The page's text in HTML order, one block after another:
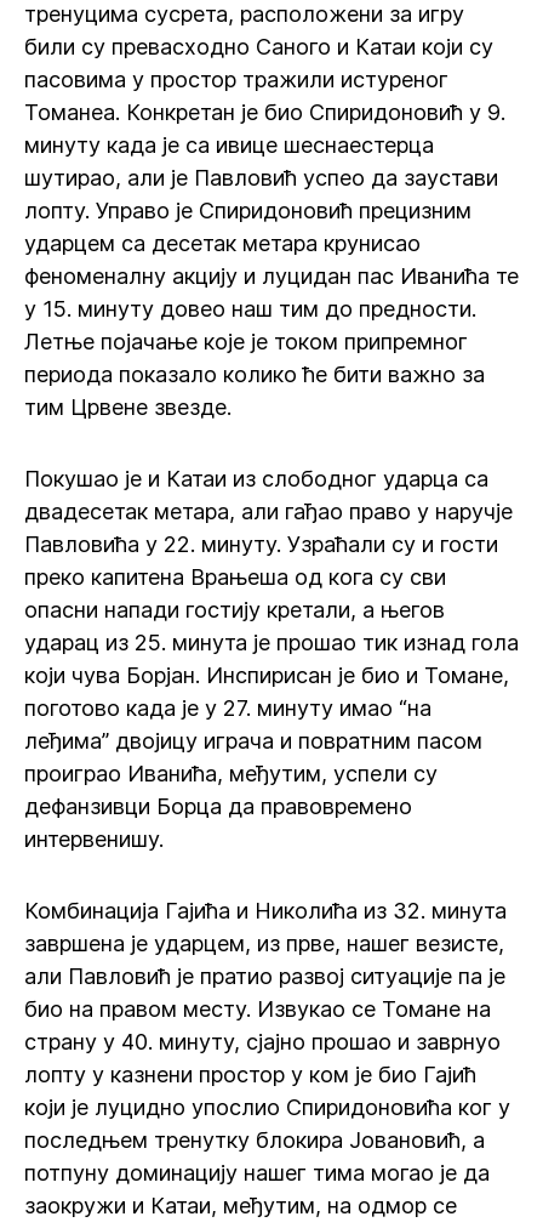
тренуцима сусрета, расположени за игру
били су превасходно Саного и Катаи који су
пасовима у простор тражили истуреног
Томанеа. Конкретан је био Спиридоновић у 9.
минуту када је са ивице шеснаестерца
шутирао, али је Павловић успео да заустави
лопту. Управо је Спиридоновић прецизним
ударцем са десетак метара крунисао
феноменалну акцију и луцидан пас Иванића те
у 15. минуту довео наш тим до предности.
Летње појачање које је током припремног
периода показало колико ће бити важно за
тим Црвене звезде.
Покушао је и Катаи из слободног ударца са
двадесетак метара, али гађао право у наручје
Павловића у 22. минуту. Узраћали су и гости
преко капитена Врањеша од кога су сви
опасни напади гостију кретали, а његов
ударац из 25. минута је прошао тик изнад гола
који чува Борјан. Инспирисан је био и Томане,
поготово када је у 27. минуту имао “на
леђима” двојицу играча и повратним пасом
проиграо Иванића, међутим, успели су
дефанзивци Борца да правовремено
интервенишу.
Комбинација Гајића и Николића из 32. минута
завршена је ударцем, из прве, нашег везисте,
али Павловић је пратио развој ситуације па је
био на правом месту. Извукао се Томане на
страну у 40. минуту, сјајно прошао и заврнуо
лопту у казнени простор у ком је био Гајић
који је луцидно упослио Спиридоновића ког у
последњем тренутку блокира Јовановић, а
потпуну доминацију нашег тима могао је да
заокружи и Катаи, међутим, на одмор се